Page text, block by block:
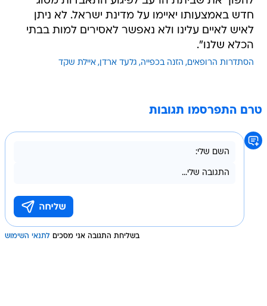
חדש באמצעותו יאיימו על מדינת ישראל. לא ניתן
לאיש לאיים עלינו ולא נאפשר לאסירים למות בבתי
הכלא שלנו".
הסתדרות הרופאים הזנה בכפייה גלעד ארדן איילת שקד
טרם התפרסמו תגובות
בשליחת התגובה אני מסכים לתנאי השימוש